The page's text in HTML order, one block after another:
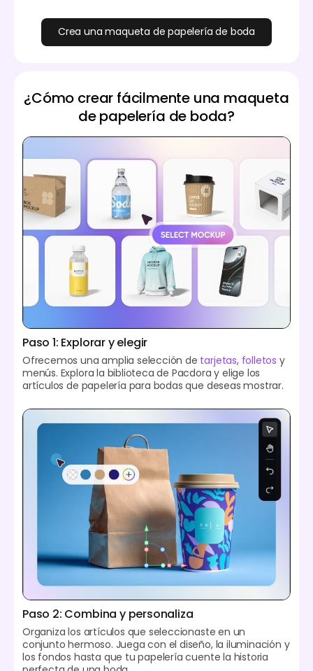
Crea una maqueta de papelería de boda
¿Cómo crear fácilmente una maqueta
de papelería de boda?
Paso 1: Explorar y elegir
Ofrecemos una amplia selección de tarjetas, folletos y
menús. Explora la biblioteca de Pacdora y elige los
artículos de papelería para bodas que deseas mostrar.
Paso 2: Combina y personaliza
Organiza los artículos que seleccionaste en un
conjunto hermoso. Juega con el diseño, la iluminación y
los fondos hasta que tu papelería cuente la historia